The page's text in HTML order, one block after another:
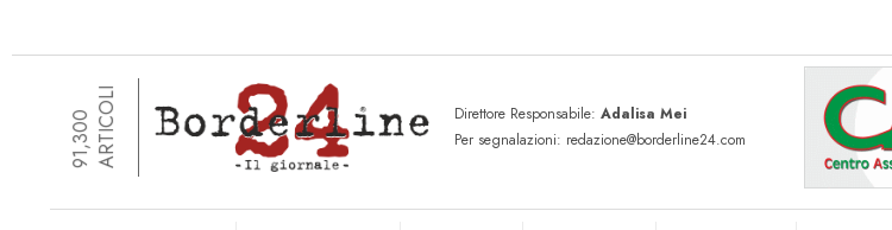
91,300ARTICOLI Direttore Responsabile: Adalisa Mei
Per segnalazioni: redazione@borderline24.com